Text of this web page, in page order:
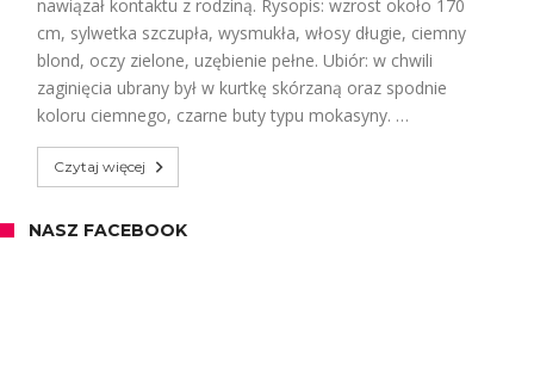
nawiązał kontaktu z rodziną. Rysopis: wzrost około 170
cm, sylwetka szczupła, wysmukła, włosy długie, ciemny
blond, oczy zielone, uzębienie pełne. Ubiór: w chwili
zaginięcia ubrany był w kurtkę skórzaną oraz spodnie
koloru ciemnego, czarne buty typu mokasyny. …
Czytaj więcej
NASZ FACEBOOK